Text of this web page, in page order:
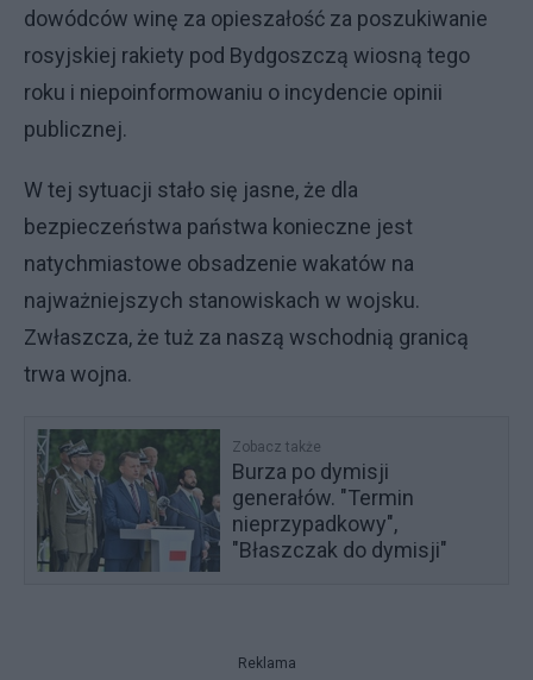
dowódców winę za opieszałość za poszukiwanie
rosyjskiej rakiety pod Bydgoszczą wiosną tego
roku i niepoinformowaniu o incydencie opinii
publicznej.
W tej sytuacji stało się jasne, że dla
bezpieczeństwa państwa konieczne jest
natychmiastowe obsadzenie wakatów na
najważniejszych stanowiskach w wojsku.
Zwłaszcza, że tuż za naszą wschodnią granicą
trwa wojna.
Zobacz także
Burza po dymisji
generałów. "Termin
nieprzypadkowy",
"Błaszczak do dymisji"
Reklama